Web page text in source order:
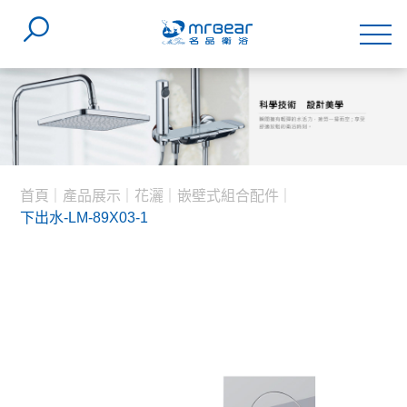
首頁 產品展示 花灑
嵌壁式組合配件
下出水-LM-89X03-1